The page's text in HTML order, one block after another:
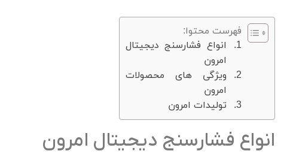
فهرست محتوا:
انواع فشارسنج دیجیتال
امرون
ویژگی های محصولات
امرون
تولیدات امرون
انواع فشارسنج دیجیتال امرون